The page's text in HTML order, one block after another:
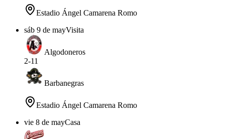
Estadio Ángel Camarena Romo
sáb 9 de mayVisita
Algodoneros
2-11
Barbanegras
Estadio Ángel Camarena Romo
vie 8 de mayCasa